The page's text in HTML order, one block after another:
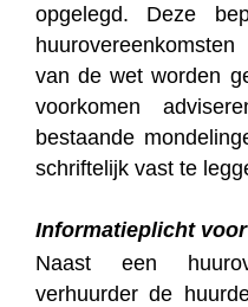
opgelegd. Deze
van de wet worden
voorkomen
bestaande
schriftelijk vast te
Informatieplicht
Naast een
verhuurder de